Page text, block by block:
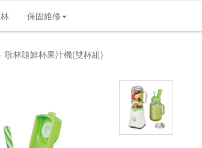
保固維修
歌林隨鮮杯果汁機(雙杯組)